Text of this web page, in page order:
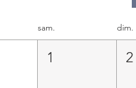
sam. dim.
1 2